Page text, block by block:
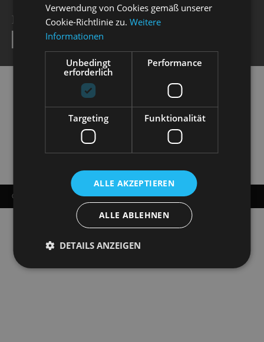
NEWSLETTER
© COPYRIGHT - STAATSOPERETTE DRESDEN 2026
Verwendung von Cookies gemäß unserer
Cookie-Richtlinie zu.Weitere
Informationen
Unbedingt
erforderlich
Performance
Targeting Funktionalität
ALLE AKZEPTIEREN
ALLE ABLEHNEN
DETAILS ANZEIGEN